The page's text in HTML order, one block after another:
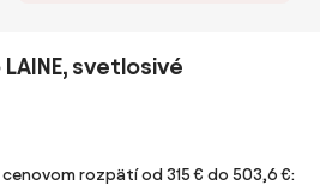
svetlosivé
rozpätí od 315 € do 503,6 €: